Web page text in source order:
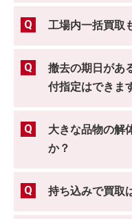
工場内一括買取
撤去の期日があ
付指定はできま
大きな品物の解
か？
持ち込みで買取